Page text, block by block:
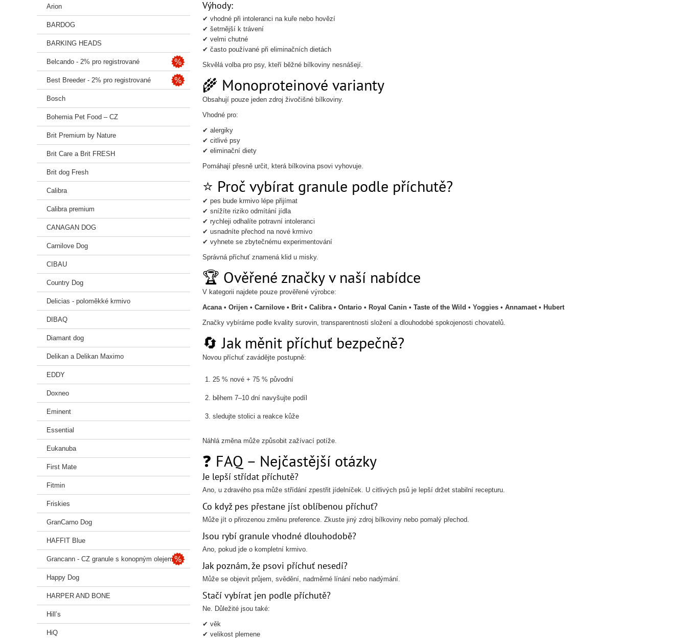
Výhody:
✔ vhodné při intoleranci na kuře nebo hovězí
✔ šetrnější k trávení
✔ velmi chutné
✔ často používané při eliminačních dietách
Skvělá volba pro psy, kteří běžné bílkoviny nesnášejí.
🌾 Monoproteinové varianty
Obsahují pouze jeden zdroj živočišné bílkoviny.
Vhodné pro:
✔ alergiky
✔ citlivé psy
✔ eliminační diety
Pomáhají přesně určit, která bílkovina psovi vyhovuje.
⭐ Proč vybírat granule podle příchutě?
✔ pes bude krmivo lépe přijímat
✔ snížíte riziko odmítání jídla
✔ rychleji odhalíte potravní intoleranci
✔ usnadníte přechod na nové krmivo
✔ vyhnete se zbytečnému experimentování
Správná příchuť znamená klid u misky.
🏆 Ověřené značky v naší nabídce
V kategorii najdete pouze prověřené výrobce:
Acana • Orijen • Carnilove • Brit • Calibra • Ontario • Royal Canin • Taste of the Wild • Yoggies • Annamaet • Hubert
Značky vybíráme podle kvality surovin, transparentnosti složení a dlouhodobé spokojenosti chovatelů.
🔄 Jak měnit příchuť bezpečně?
Novou příchuť zavádějte postupně:
25 % nové + 75 % původní
během 7–10 dní navyšujte podíl
sledujte stolici a reakce kůže
Náhlá změna může způsobit zažívací potíže.
❓ FAQ – Nejčastější otázky
Je lepší střídat příchutě?
Ano, u zdravého psa může střídání zpestřit jídelníček. U citlivých psů je lepší držet stabilní recepturu.
Co když pes přestane jíst oblíbenou příchuť?
Může jít o přirozenou změnu preference. Zkuste jiný zdroj bílkoviny nebo pomalý přechod.
Jsou rybí granule vhodné dlouhodobě?
Ano, pokud jde o kompletní krmivo.
Jak poznám, že psovi příchuť nesedí?
Může se objevit průjem, svědění, nadměrné línání nebo nadýmání.
Stačí vybírat jen podle příchutě?
Ne. Důležité jsou také:
✔ věk
✔ velikost plemene
Arion
BARDOG
BARKING HEADS
Belcando - 2% pro registrované
Best Breeder - 2% pro registrované
Bosch
Bohemia Pet Food – CZ
Brit Premium by Nature
Brit Care a Brit FRESH
Brit dog Fresh
Calibra
Calibra premium
CANAGAN DOG
Carnilove Dog
CIBAU
Country Dog
Delicias - poloměkké krmivo
DIBAQ
Diamant dog
Delikan a Delikan Maximo
EDDY
Doxneo
Eminent
Essential
Eukanuba
First Mate
Fitmin
Friskies
GranCarno Dog
HAFFIT Blue
Grancann - CZ granule s konopným olejem
Happy Dog
HARPER AND BONE
Hill’s
HiQ